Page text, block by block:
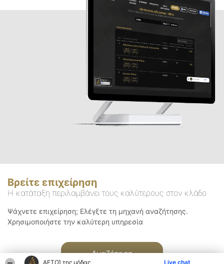
ΑΕΤΟΊ της μόδας Live chat
Βρείτε επιχείρηση
Η κατάταξη περιλαμβάνει τους καλύτερους στον κλάδο
Ψάχνετε επιχείρηση; Ελέγξτε τη μηχανή αναζήτησης.
Χρησιμοποιήστε την καλύτερη υπηρεσία
Αναζήτηση